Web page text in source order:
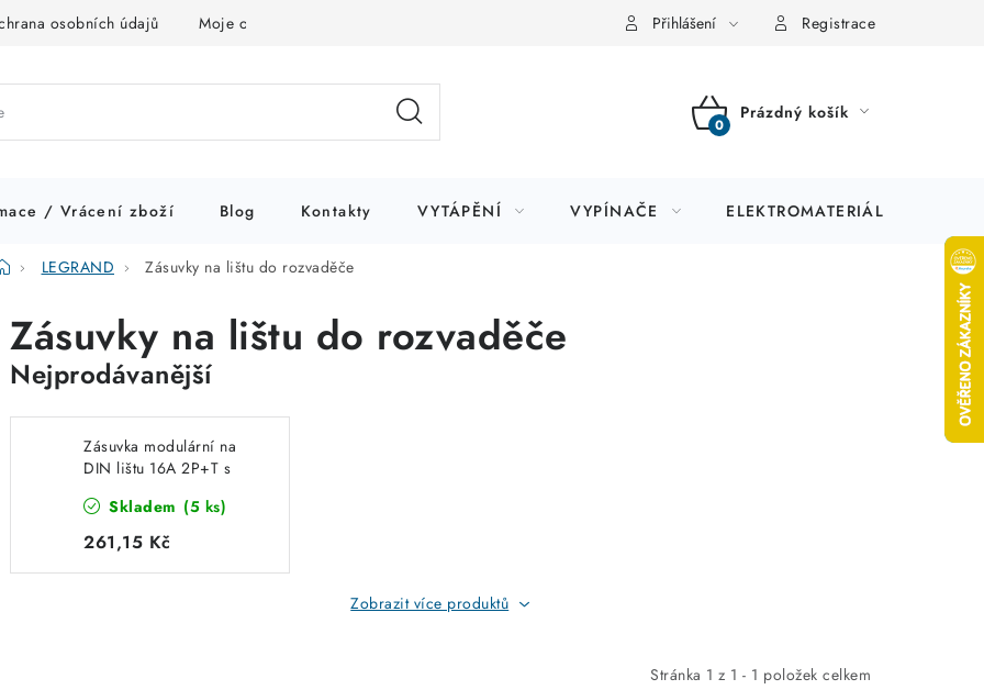
osobních údajů Moje objednávka Přihlášení Registrace
NÁKUPNÍ
Prázdný košík
/ Vrácení zboží Blog Kontakty VYTÁPĚNÍ VYPÍNAČE ELEKTROMATERIÁL
DomůLEGRAND Zásuvky na lištu do rozvaděče
Zásuvky na lištu do rozvaděče
Nejprodávanější
Zásuvka modulární na
DIN lištu 16A 2P+T s
004280
Skladem (5 ks)
261,15 Kč
Zobrazit více produktů
Stránka 1 z 1 - 1 položek celkem